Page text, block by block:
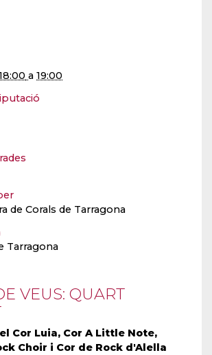
a 19:00
de Corals de Tarragona
Tarragona
VEUS: QUART
Cor Luia, Cor A Little Note,
Choir i Cor de Rock d'Alella